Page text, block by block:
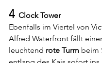
4
  Clock Tower
Ebenfalls im Viertel von
Alfred Waterfront fällt
leuchtend rote Turm beim